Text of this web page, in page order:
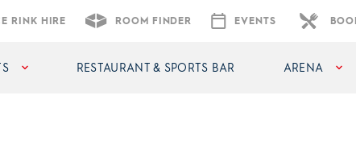
RINK HIRE ROOM FINDER EVENTS
RESTAURANT & SPORTS BAR ARENA